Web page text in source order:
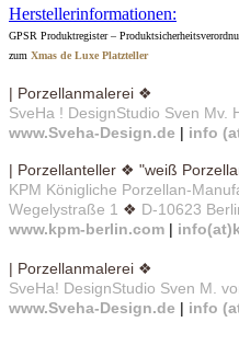
Herstellerinformationen:
GPSR Produktregister –
zum Xmas de Luxe Platzteller
| Porzellanmalerei ❖
SveHa ! DesignStudio Sven Mv.
www.Sveha-Design.de | info
| Porzellanteller ❖ "weiß
KPM Königliche Porzellan-
Wegelystraße 1 ❖ D-10623
www.kpm-berlin.com |
| Porzellanmalerei ❖
SveHa! DesignStudio Sven M.
www.Sveha-Design.de | info